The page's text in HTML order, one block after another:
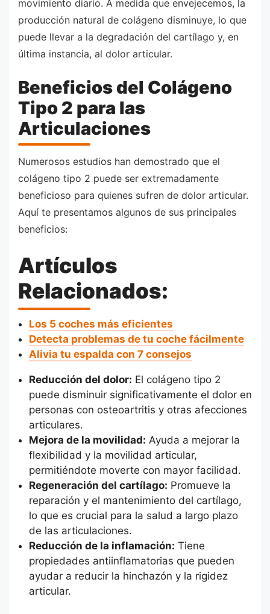
movimiento diario. A medida que envejecemos, la
producción natural de colágeno disminuye, lo que
puede llevar a la degradación del cartílago y, en
última instancia, al dolor articular.
Beneficios del Colágeno
Tipo 2 para las
Articulaciones
Numerosos estudios han demostrado que el
colágeno tipo 2 puede ser extremadamente
beneficioso para quienes sufren de dolor articular.
Aquí te presentamos algunos de sus principales
beneficios:
Artículos
Relacionados:
Los 5 coches más eficientes
Detecta problemas de tu coche fácilmente
Alivia tu espalda con 7 consejos
Reducción del dolor: El colágeno tipo 2
puede disminuir significativamente el dolor en
personas con osteoartritis y otras afecciones
articulares.
Mejora de la movilidad: Ayuda a mejorar la
flexibilidad y la movilidad articular,
permitiéndote moverte con mayor facilidad.
Regeneración del cartílago: Promueve la
reparación y el mantenimiento del cartílago,
lo que es crucial para la salud a largo plazo
de las articulaciones.
Reducción de la inflamación: Tiene
propiedades antiinflamatorias que pueden
ayudar a reducir la hinchazón y la rigidez
articular.